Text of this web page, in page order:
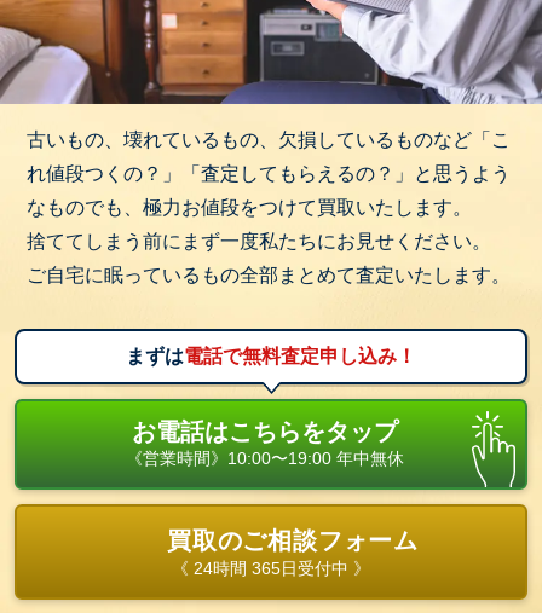
古いもの、壊れているもの、欠損しているものなど「こ
れ値段つくの？」「査定してもらえるの？」と思うよう
なものでも、極力お値段をつけて買取いたします。
捨ててしまう前にまず一度私たちにお見せください。
ご自宅に眠っているもの全部まとめて査定いたします。
まずは電話で無料査定申し込み！
お電話はこちらをタップ
《営業時間》10:00〜19:00 年中無休
買取のご相談フォーム
《 24時間 365日受付中 》